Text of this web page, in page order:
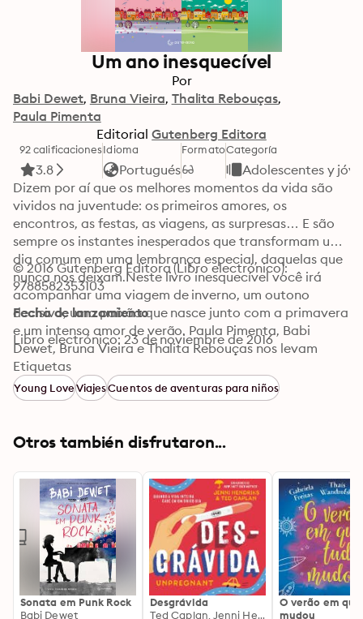
Um ano inesquecível
Por
Babi Dewet Bruna Vieira Thalita Rebouças
Paula Pimenta
Editorial Gutenberg Editora
92 calificaciones
3.8
Idioma
Portugués
FormatoCategoría
Adolescentes y
Dizem por aí que os melhores momentos da vida são
vividos na juventude: os primeiros amores, os
encontros, as festas, as viagens, as surpresas… E são
sempre os instantes inesperados que transformam um
dia comum em uma lembrança especial, daquelas que
nunca nos deixam.Neste livro inesquecível você irá
acompanhar uma viagem de inverno, um outono
decisivo, uma paixão que nasce junto com a primavera
e um intenso amor de verão. Paula Pimenta, Babi
Dewet, Bruna Vieira e Thalita Rebouças nos levam
através das quatro estações do ano e de quatro
histórias que serão lembradas por uma vida inteira.
© 2016 Gutenberg Editora (Libro electrónico):
9788582353103
Fecha de lanzamiento
Libro electrónico: 23 de noviembre de 2016
Etiquetas
Young LoveViajesCuentos de aventuras para niños
Otros también disfrutaron...
Sonata em Punk Rock
Babi Dewet
Desgrávida
Ted Caplan, Jenni Hendrix
O verão em
mudou